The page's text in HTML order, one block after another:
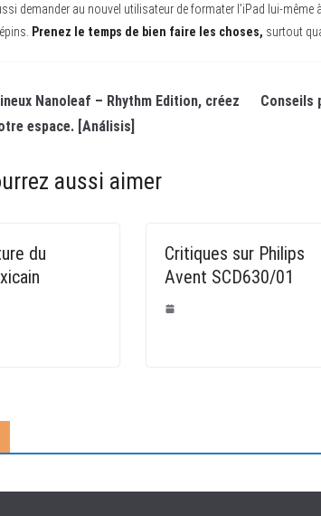
demander au nouvel utilisateur de formater l’iPad lui-même
Prenez le temps de bien faire les choses, surtout
Nanoleaf – Rhythm Edition, créez
espace. [Análisis]
Conseils
aussi aimer
du
Critiques sur Philips
Avent SCD630/01